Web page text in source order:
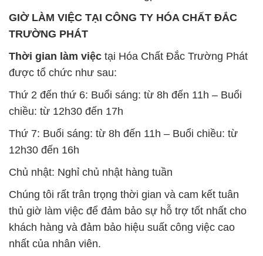
Thứ 2 đến thứ 6: Buổi sáng: từ 8h đến 11h – Buổi
chiều: từ 12h30 đến 17h
Thứ 7: Buổi sáng: từ 8h đến 11h – Buổi chiều: từ
12h30 đến 16h
Chủ nhật: Nghỉ chủ nhật hàng tuần
thủ giờ làm việc để đảm bảo sự hỗ trợ tốt nhất cho
khách hàng và đảm bảo hiệu suất công việc cao
nhất của nhân viên.
BẢN ĐỒ MAP TẠI CÔNG TY HÓA CHẤT ĐẮC
TRƯỜNG PHÁT
ĐỊA CHỈ: 1229C Quốc lộ 1A, Phường Bình Trị
Đông B, Quận Bình Tân, Sài Gòn TP. Hồ Chí